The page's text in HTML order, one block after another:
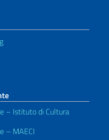
– Istituto di Cultura
– MAECI